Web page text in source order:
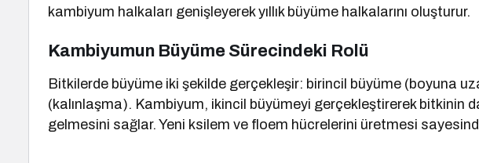
kambiyum halkaları genişleyerek yıllık büyüme halkalarını oluşturur.
Kambiyumun Büyüme Sürecindeki Rolü
Bitkilerde büyüme iki şekilde gerçekleşir: birincil büyüme (boyuna
(kalınlaşma). Kambiyum, ikincil büyümeyi gerçekleştirerek bitkinin
gelmesini sağlar. Yeni ksilem ve floem hücrelerini üretmesi